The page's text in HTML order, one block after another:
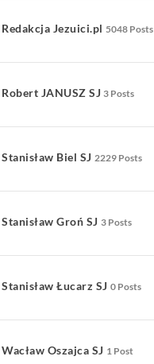
Redakcja Jezuici.pl 5048 Posts
Robert JANUSZ SJ 3 Posts
Stanisław Biel SJ 2229 Posts
Stanisław Groń SJ 3 Posts
Stanisław Łucarz SJ 0 Posts
Wacław Oszajca SJ 1 Post